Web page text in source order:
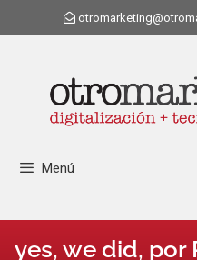
Menú
yes, we did, por